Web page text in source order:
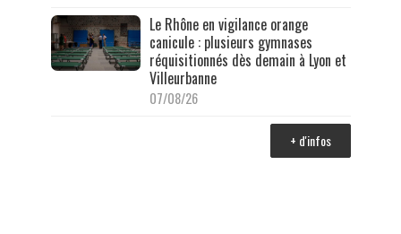
Le Rhône en vigilance orange
canicule : plusieurs gymnases
réquisitionnés dès demain à Lyon et
Villeurbanne
07/08/26
+ d'infos